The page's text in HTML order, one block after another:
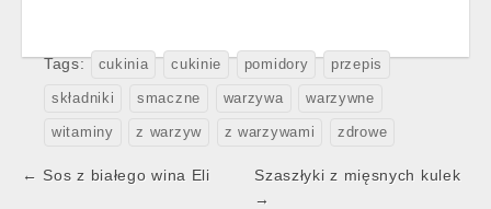
Tags: cukinia cukinie pomidory przepis
składniki smaczne warzywa warzywne
witaminy z warzyw z warzywami zdrowe
Post
← Sos z białego wina Eli
Szaszłyki z mięsnych kulek
→